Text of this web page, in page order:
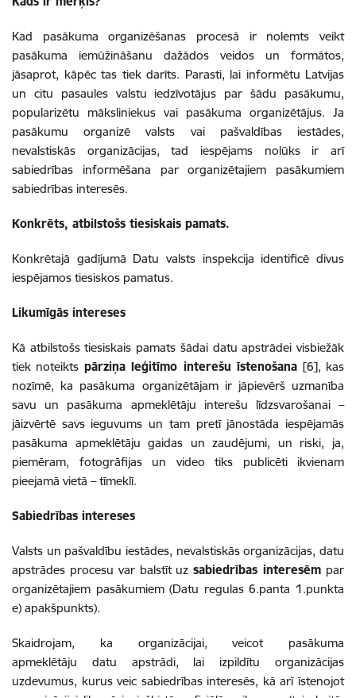
Kad pasākuma organizēšanas procesā ir nolemts veikt
pasākuma iemūžināšanu dažādos veidos un formātos,
jāsaprot, kāpēc tas tiek darīts. Parasti, lai informētu Latvijas
un citu pasaules valstu iedzīvotājus par šādu pasākumu,
popularizētu māksliniekus vai pasākuma organizētājus. Ja
pasākumu organizē valsts vai pašvaldības iestādes,
nevalstiskās organizācijas, tad iespējams nolūks ir arī
sabiedrības informēšana par organizētajiem pasākumiem
sabiedrības interesēs.
Konkrēts, atbilstošs tiesiskais pamats.
Konkrētajā gadījumā Datu valsts inspekcija identificē divus
iespējamos tiesiskos pamatus.
Likumīgās intereses
Kā atbilstošs tiesiskais pamats šādai datu apstrādei visbiežāk
tiek noteikts pārziņa leģitīmo interešu īstenošana [6], kas
nozīmē, ka pasākuma organizētājam ir jāpievērš uzmanība
savu un pasākuma apmeklētāju interešu līdzsvarošanai –
jāizvērtē savs ieguvums un tam pretī jānostāda iespējamās
pasākuma apmeklētāju gaidas un zaudējumi, un riski, ja,
piemēram, fotogrāfijas un video tiks publicēti ikvienam
pieejamā vietā – tīmeklī.
Sabiedrības intereses
Valsts un pašvaldību iestādes, nevalstiskās organizācijas, datu
apstrādes procesu var balstīt uzsabiedrības interesēm par
organizētajiem pasākumiem (Datu regulas 6.panta 1.punkta
e) apakšpunkts).
Skaidrojam, ka organizācijai, veicot pasākuma
apmeklētāju datu apstrādi, lai izpildītu organizācijas
uzdevumus, kurus veic sabiedrības interesēs, kā arī īstenojot